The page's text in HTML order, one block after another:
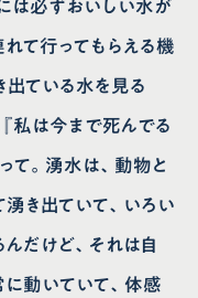
は必ずおいしい水が
て行ってもらえる機
出ている水を見る
私は今まで死んでる
て。湧水は、動物と
き出ていて、いろい
だけど、それは自
動いていて、体感